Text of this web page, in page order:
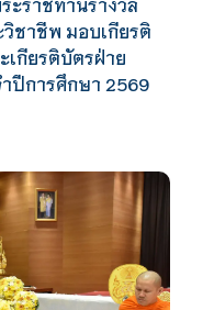
ชาชีพ มอบเกียรติ
เกียรติบัตรฝ่าย
ปีการศึกษา 2569